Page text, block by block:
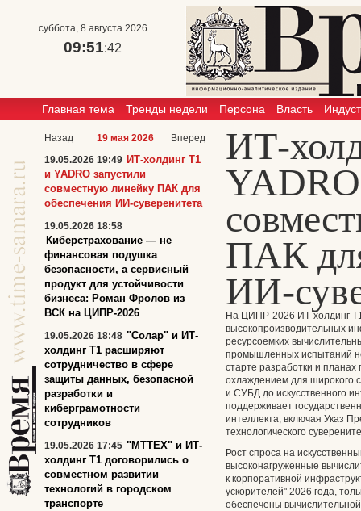
суббота, 8 августа 2026
09:51:42
Главная тема Тренды недели Персона Власть
ИТ-
ПАК
ИИ-
На ЦИПР-2026 ИТ-холдинг
высокопроизводительных
ресурсоемких
промышленных испытаний
старте разработки и
охлаждением для широкого
и СУБД до искусственного
поддерживает
интеллекта, включая Указ
технологического
Рост спроса на
высоконагруженные
к корпоративной
ускорителей" 2026 года,
обеспечены
Назад 19 мая 2026
Вперед
19.05.2026 19:49 ИТ-холдинг T1
и YADRO запустили
совместную линейку ПАК для
обеспечения ИИ-суверенитета
19.05.2026 18:58
Киберстрахование — не
финансовая подушка
безопасности, а сервисный
продукт для устойчивости
бизнеса: Роман Фролов из
ВСК на ЦИПР-2026
19.05.2026 18:48 "Солар" и ИТ-
холдинг Т1 расширяют
сотрудничество в сфере
защиты данных, безопасной
разработки и
киберграмотности
сотрудников
19.05.2026 17:45 "МТТЕХ" и ИТ-
холдинг Т1 договорились о
совместном развитии
технологий в городском
транспорте